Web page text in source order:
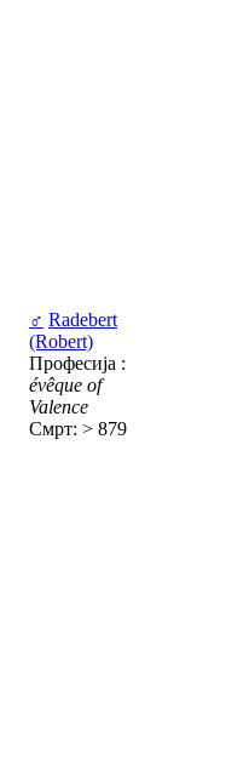
♂ Radebert
(Robert)
Професија :
évêque of
Valence
Смрт: > 879